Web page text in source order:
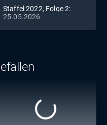
Staffel 2022, Folge 2:
Götter und Könige
25.05.2026